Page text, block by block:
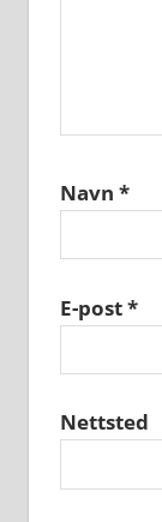
Navn *
E-post*
Nettsted